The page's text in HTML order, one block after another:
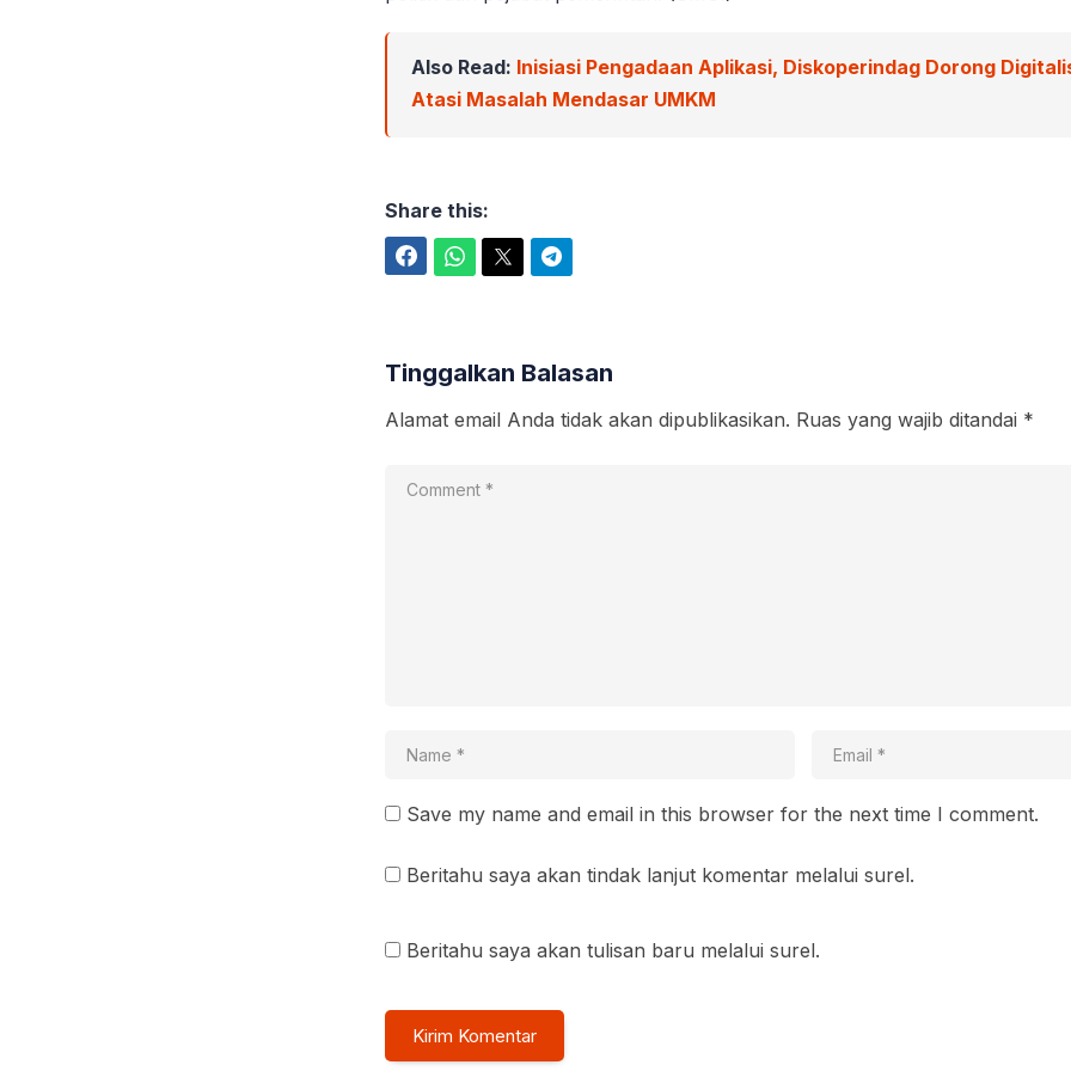
Also Read: Inisiasi Pengadaan Aplikasi, Diskoperindag Dorong
Atasi Masalah Mendasar UMKM
Share this:
Tinggalkan Balasan
Alamat email Anda tidak akan dipublikasikan. Ruas yang wajib ditandai *
Save my name and email in this browser for the next time I comment.
Beritahu saya akan tindak lanjut komentar melalui surel.
Beritahu saya akan tulisan baru melalui surel.